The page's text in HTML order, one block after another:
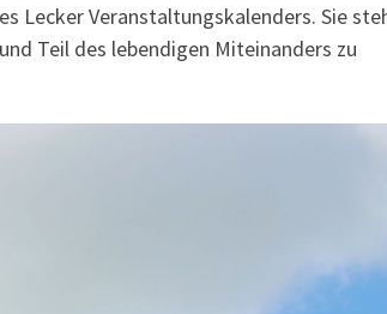
Lecker Veranstaltungskalenders. Sie
Teil des lebendigen Miteinanders zu